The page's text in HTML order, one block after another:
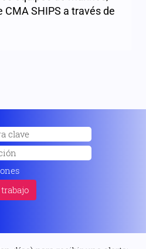
SHIPS a través de